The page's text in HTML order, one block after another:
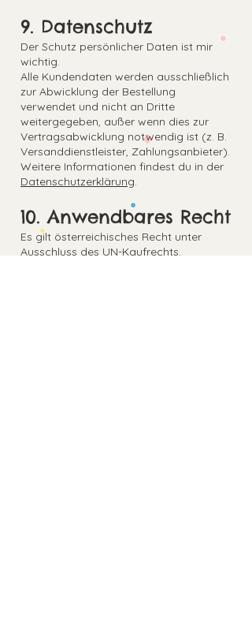
9. Datenschutz
Der Schutz persönlicher Daten ist mir
wichtig.
Alle Kundendaten werden ausschließlich
zur Abwicklung der Bestellung
verwendet und nicht an Dritte
weitergegeben, außer wenn dies zur
Vertragsabwicklung notwendig ist (z. B.
Versanddienstleister, Zahlungsanbieter).
Weitere Informationen findest du in der
Datenschutzerklärung.
10. Anwendbares Recht
Es gilt österreichisches Recht unter
Ausschluss des UN-Kaufrechts.